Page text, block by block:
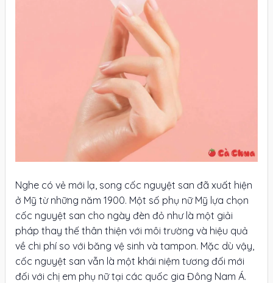
Nghe có vẻ mới lạ, song cốc nguyệt san đã xuất hiện
ở Mỹ từ những năm 1900. Một số phụ nữ Mỹ lựa chọn
cốc nguyệt san cho ngày đèn đỏ như là một giải
pháp thay thế thân thiện với môi trường và hiệu quả
về chi phí so với băng vệ sinh và tampon. Mặc dù vậy,
cốc nguyệt san vẫn là một khái niệm tương đối mới
đối với chị em phụ nữ tại các quốc gia Đông Nam Á.